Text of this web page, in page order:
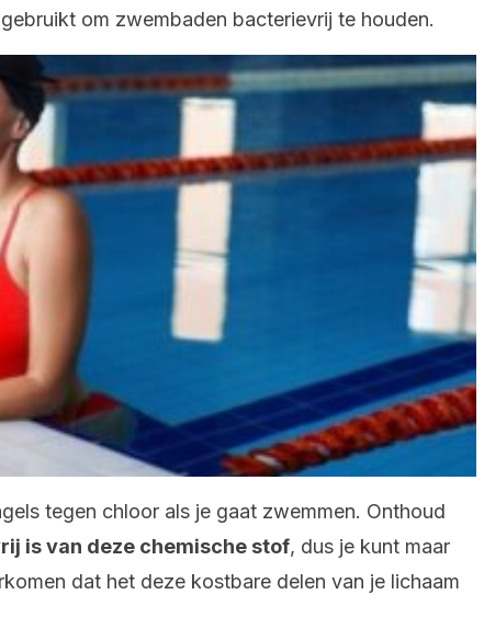
om zwembaden bacterievrij te houden.
tegen chloor als je gaat zwemmen. Onthoud
is van deze chemische stof, dus je kunt maar
dat het deze kostbare delen van je lichaam